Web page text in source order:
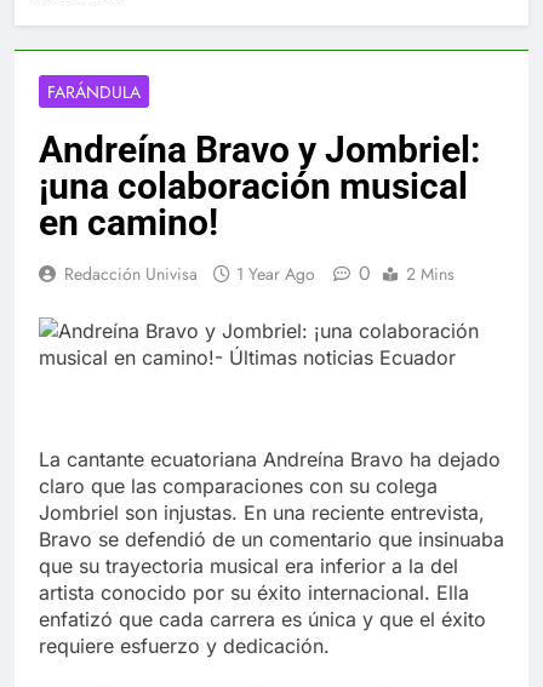
FARÁNDULA
Andreína Bravo y Jombriel:
¡una colaboración musical
en camino!
Redacción Univisa 1 Year Ago 0 2 Mins
La cantante ecuatoriana Andreína Bravo ha dejado
claro que las comparaciones con su colega
Jombriel son injustas. En una reciente entrevista,
Bravo se defendió de un comentario que insinuaba
que su trayectoria musical era inferior a la del
artista conocido por su éxito internacional. Ella
enfatizó que cada carrera es única y que el éxito
requiere esfuerzo y dedicación.